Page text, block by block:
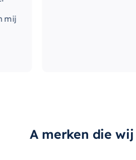
A merken die